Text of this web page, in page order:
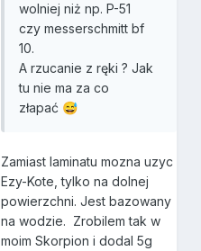
wolniej niż np. P-51
czy messerschmitt bf
10.
A rzucanie z ręki ? Jak
tu nie ma za co
złapać 😅
Zamiast laminatu mozna uzyc
Ezy-Kote, tylko na dolnej
powierzchni. Jest bazowany
na wodzie. Zrobilem tak w
moim Skorpion i dodal 5g